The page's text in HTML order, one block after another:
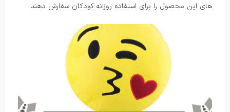
های این محصول را برای استفاده روزانه کودکان سفارش دهند.